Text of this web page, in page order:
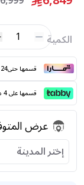
الكمية 1
قسمها حتى24 دفعه بدون رسوم تأخير. متوافقة مع الشريعة الإسلامية
قسمها على 4 دفعات 1712.25 تقسيط بدون فوائد. متوافق مع الشريعة
عرض
إختر المدينة